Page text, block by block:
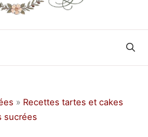
» Recettes tartes et cakes
sucrées